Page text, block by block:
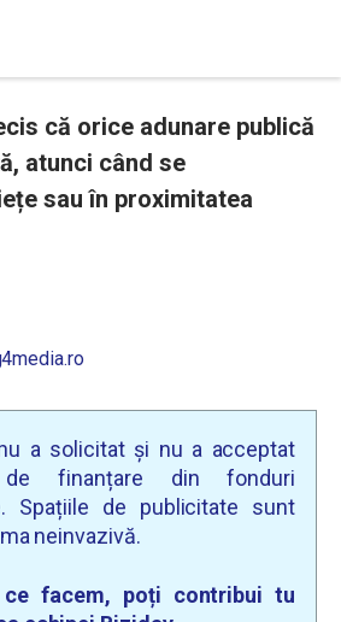
că orice adunare publică
atunci când se
sau în proximitatea
a solicitat și nu a acceptat
finanțare din fonduri
Spațiile de publicitate sunt
neinvazivă.
facem, poți contribui tu